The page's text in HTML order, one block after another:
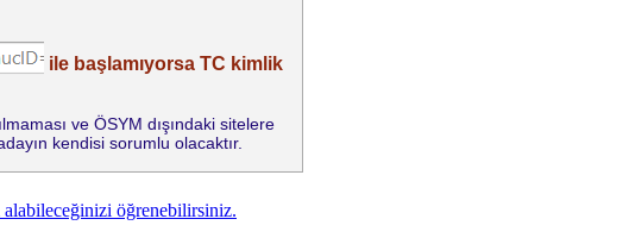
ile başlamıyorsa TC kimlik
ve ÖSYM dışındaki sitelere
kendisi sorumlu olacaktır.
alabileceğinizi öğrenebilirsiniz.